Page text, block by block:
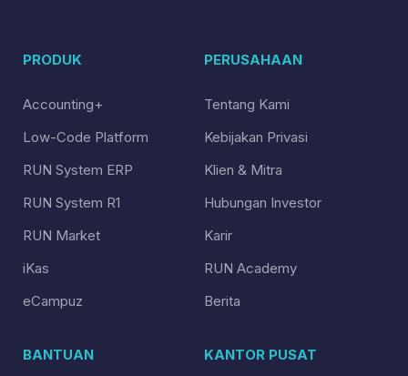
PRODUK
Accounting+
Low-Code Platform
RUN System ERP
RUN System R1
RUN Market
iKas
eCampuz
PERUSAHAAN
Tentang Kami
Kebijakan Privasi
Klien & Mitra
Hubungan Investor
Karir
RUN Academy
Berita
BANTUAN KANTOR PUSAT